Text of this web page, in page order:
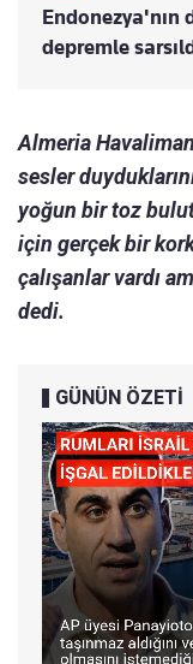
Endonezya'nın
depremle
Almeria
sesler
yoğun bir toz
için gerçek bir
çalışanlar vardı
dedi.
GÜNÜN ÖZETİ